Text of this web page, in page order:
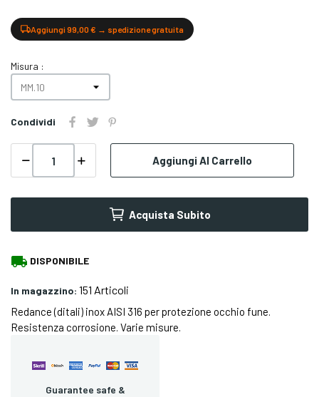
Aggiungi 99,00 € → spedizione gratuita
Misura :
Condividi
Aggiungi Al Carrello
Acquista Subito
local_shipping DISPONIBILE
In magazzino: 151 Articoli
Redance (ditali) inox AISI 316 per protezione occhio fune.
Resistenza corrosione. Varie misure.
Guarantee safe &